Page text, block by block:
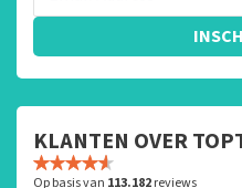
KLANTEN OVER
Op basis van 113.182reviews